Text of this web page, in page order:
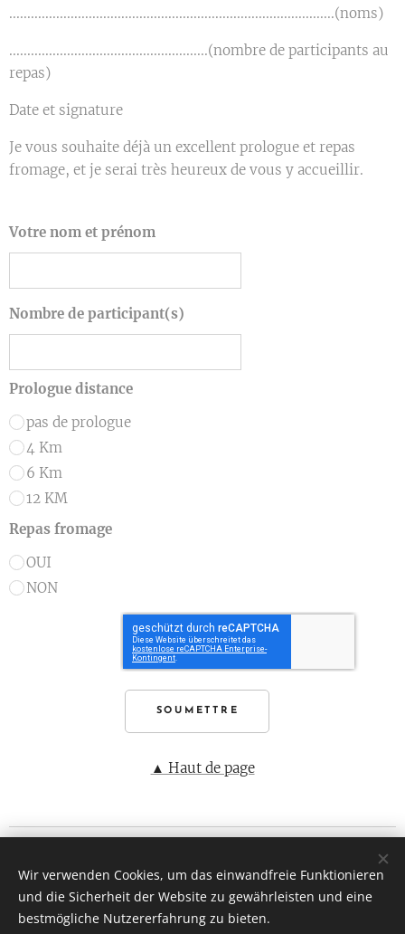
..........................................................................................(noms)
.......................................................(nombre de participants au
repas)
Date et signature
Je vous souhaite déjà un excellent prologue et repas
fromage, et je serai très heureux de vous y accueillir.
Votre nom et prénom
Nombre de participant(s)
Prologue distance
pas de prologue
4 Km
6 Km
12 KM
Repas fromage
OUI
NON
SOUMETTRE
▲ Haut de page
© Droits réservés 2017
Dernière mise à jour le 13/11/2023
Wir verwenden Cookies, um das einwandfreie Funktionieren
und die Sicherheit der Website zu gewährleisten und eine
bestmögliche Nutzererfahrung zu bieten.